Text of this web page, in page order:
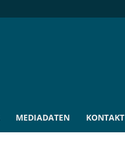
MEDIADATEN KONTAKT